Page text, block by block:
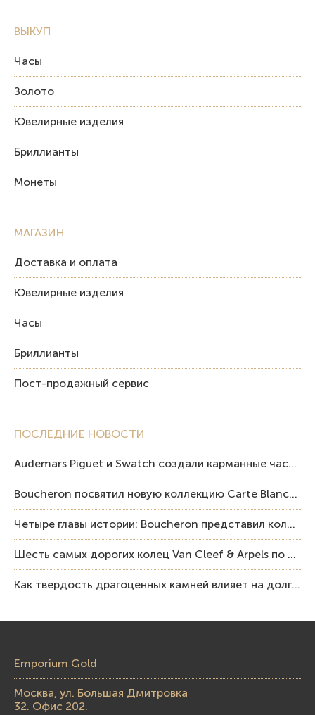
ВЫКУП
Часы
Золото
Ювелирные изделия
Бриллианты
Монеты
ПОСЛЕДНИЕ НОВОСТИ
Audemars Piguet и Swatch создали карманные часы в эстетике Royal Oak и Pop Art
Boucheron посвятил новую коллекцию Carte Blanche Human Being человеку и силе мастерства
Четыре главы истории: Boucheron представил коллекцию «Nom: Boucheron, Prénom: Frédéric»
Шесть самых дорогих колец Van Cleef & Arpels по итогам аукционов Sotheby’s
Как твердость драгоценных камней влияет на долговечность ювелирных изделий
МАГАЗИН
Доставка и оплата
Ювелирные изделия
Часы
Бриллианты
Пост-продажный сервис
Emporium Gold
Москва, ул. Большая Дмитровка
32. Офис 202.